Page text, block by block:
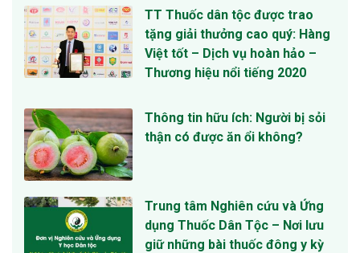
TT Thuốc dân tộc được trao
tặng giải thưởng cao quý: Hàng
Việt tốt – Dịch vụ hoàn hảo –
Thương hiệu nổi tiếng 2020
Thông tin hữu ích: Người bị sỏi
thận có được ăn ổi không?
Trung tâm Nghiên cứu và Ứng
dụng Thuốc Dân Tộc – Nơi lưu
giữ những bài thuốc đông y kỳ